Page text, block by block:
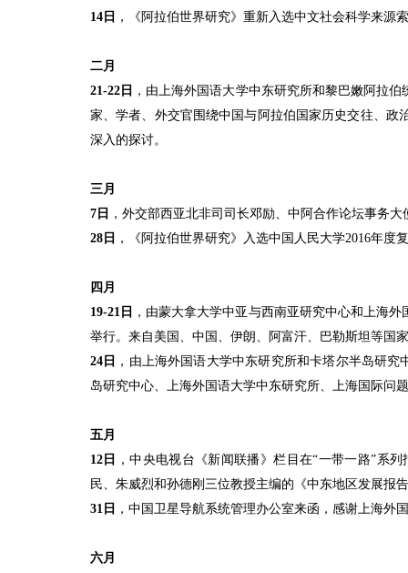
14 日 ，《阿拉伯世界研究》重新入选中文社会科学来源
二月
21-22 日 ，由上海外国语大学中东研究所和黎巴嫩阿拉伯
家、学者、外交官围绕中国与阿拉伯国家历史交往、政
深入的探讨。
三月
7 日 ，外交部西亚北非司司长邓励、中阿合作论坛事务
28 日 ，《阿拉伯世界研究》入选中国人民大学2016年度
四月
19-21 日 ，由蒙大拿大学中亚与西南亚研究中心和上海
举行。 来自美国、 中国、伊朗、阿富汗、巴勒斯坦等国
24 日 ，由上海外国语大学中东研究所和卡塔尔半岛研究
岛研究中心、上海外国语大学中东研究所、上海国际问
五月
12 日 ，中央电视台《新闻联播》栏目在“一带一路”系列
民、朱威烈和孙德刚三位教授主编的《中东地区发展报
31 日 ，中国卫星导航系统管理办公室来函，感谢上海
六月